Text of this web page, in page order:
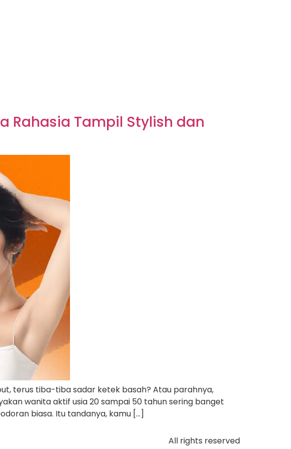
Rahasia Tampil Stylish dan
terus tiba-tiba sadar ketek basah? Atau parahnya,
wanita aktif usia 20 sampai 50 tahun sering banget
biasa. Itu tandanya, kamu […]
All rights reserved